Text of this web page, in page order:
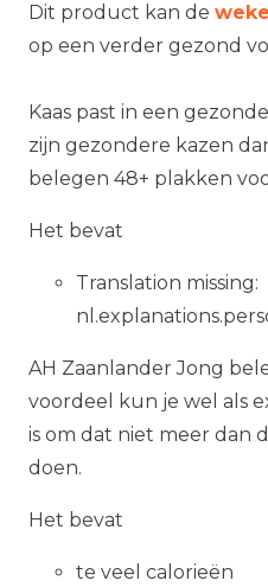
Dit product kan de
op een verder gezond
Kaas past in een
zijn gezondere kazen
belegen 48+ plakken
Het bevat
Translation missing:
AH Zaanlander Jong
voordeel kun je wel als
is om dat niet meer dan
doen.
Het bevat
te veel calorieën